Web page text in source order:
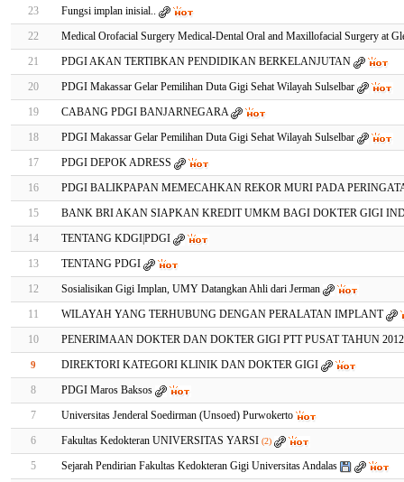
23
Fungsi implan inisial..
22
Medical Orofacial Surgery Medical-Dental Oral and Maxillofacial Surgery at
21
PDGI AKAN TERTIBKAN PENDIDIKAN BERKELANJUTAN
20
PDGI Makassar Gelar Pemilihan Duta Gigi Sehat Wilayah Sulselbar
19
CABANG PDGI BANJARNEGARA
18
PDGI Makassar Gelar Pemilihan Duta Gigi Sehat Wilayah Sulselbar
17
PDGI DEPOK ADRESS
16
PDGI BALIKPAPAN MEMECAHKAN REKOR MURI PADA
15
BANK BRI AKAN SIAPKAN KREDIT UMKM BAGI DOKTER GIGI
14
TENTANG KDGI|PDGI
13
TENTANG PDGI
12
Sosialisikan Gigi Implan, UMY Datangkan Ahli dari Jerman
11
WILAYAH YANG TERHUBUNG DENGAN PERALATAN IMPLANT
10
PENERIMAAN DOKTER DAN DOKTER GIGI PTT PUSAT TAHUN
9
DIREKTORI KATEGORI KLINIK DAN DOKTER GIGI
8
PDGI Maros Baksos
7
Universitas Jenderal Soedirman (Unsoed) Purwokerto
6
Fakultas Kedokteran UNIVERSITAS YARSI (2)
5
Sejarah Pendirian Fakultas Kedokteran Gigi Universitas Andalas